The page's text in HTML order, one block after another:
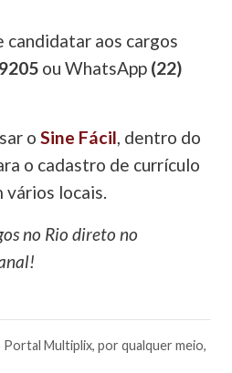
candidatar aos cargos
ou WhatsApp (22)
o Sine Fácil, dentro do
o cadastro de currículo
vários locais.
no Rio direto no
Multiplix, por qualquer meio,